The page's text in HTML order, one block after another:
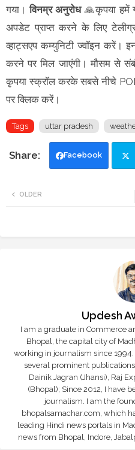
गया।विनम्र अनुरोध 🙏कृपया हमें
अपडेट प्राप्त करने के लिए
व्हाट्सएप कम्युनिटी ज्वॉइन करें।
करने पर मिल जाएंगी। मौसम से
कृपया स्क्रॉल करके सबसे नीचे
पर क्लिक करें।
Tags uttar pradesh
Facebook
OLDER
Updesh
I am a graduate in Commerce
Bhopal, the capital city of
working in journalism since
several prominent
Dainik Jagran (Jhansi), Raj
(Bhopal); Since 2012, I have
journalism. I am the
bhopalsamachar.com, which
leading Hindi news portals in
news from Bhopal, Indore,